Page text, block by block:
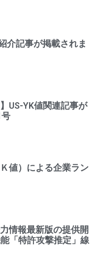
介記事が掲載されま
US-YK値関連記事が
値）による企業ラン
情報最新版の提供開
「特許攻撃推定」線